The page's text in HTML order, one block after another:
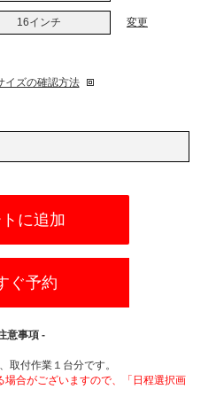
16インチ 変更
イズの確認方法
に追加
ぐ予約
意事項 -
取付作業１台分です。
合がございますので、「日程選択画